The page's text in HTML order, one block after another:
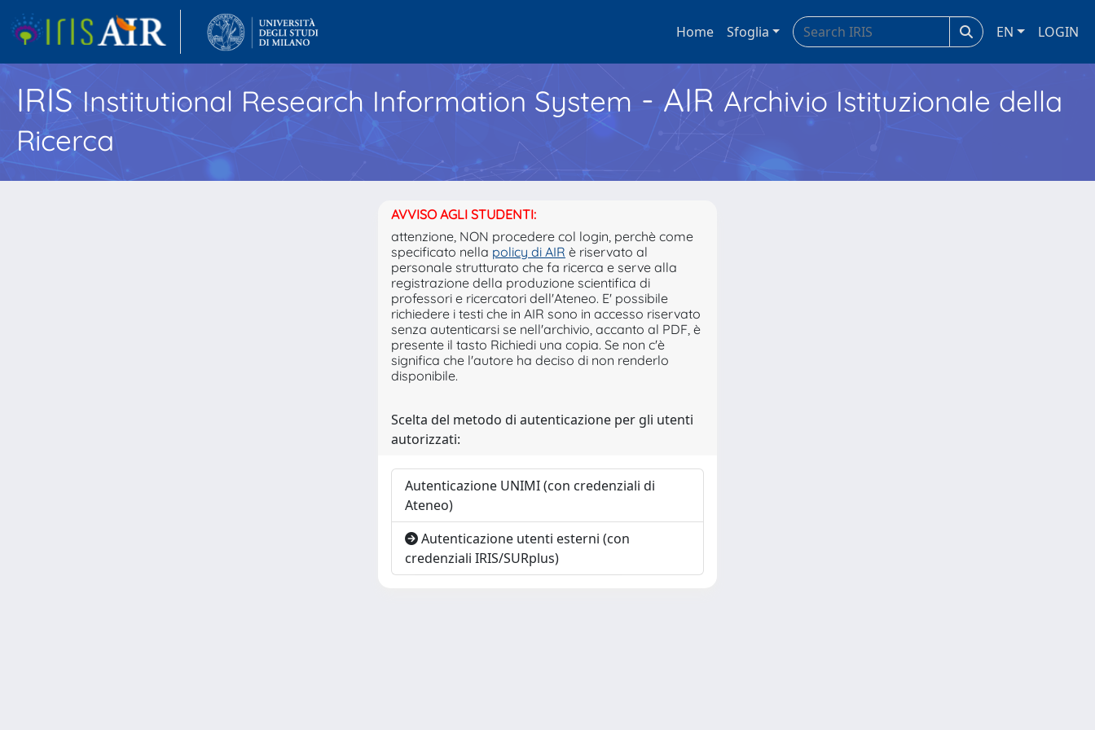
Home Sfoglia EN LOGIN
IRISInstitutional Research Information System - AIR Archivio Istituzionale della
Ricerca
AVVISO AGLI STUDENTI:
attenzione, NON procedere col login, perchè come
specificato nella policy di AIR è riservato al
personale strutturato che fa ricerca e serve alla
registrazione della produzione scientifica di
professori e ricercatori dell'Ateneo. E' possibile
richiedere i testi che in AIR sono in accesso riservato
senza autenticarsi se nell'archivio, accanto al PDF, è
presente il tasto Richiedi una copia. Se non c'è
significa che l'autore ha deciso di non renderlo
disponibile.
Scelta del metodo di autenticazione per gli utenti
autorizzati:
Autenticazione UNIMI (con credenziali di
Ateneo)
Autenticazione utenti esterni (con
credenziali IRIS/SURplus)